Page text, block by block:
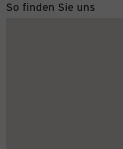
So finden Sie uns